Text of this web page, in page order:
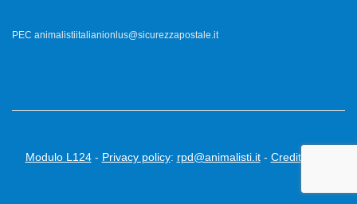
PEC animalistiitalianionlus@sicurezzapostale.it
Modulo L124- Privacy policy: rpd@animalisti.it- Credits